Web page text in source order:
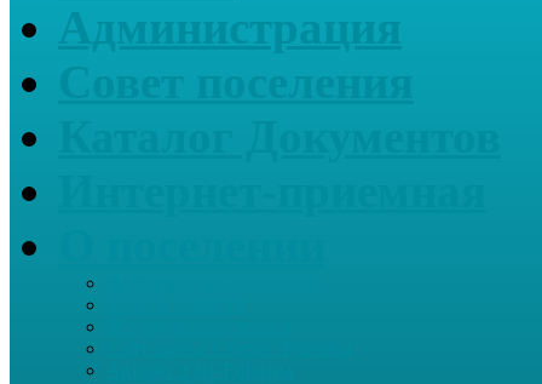
Администрация